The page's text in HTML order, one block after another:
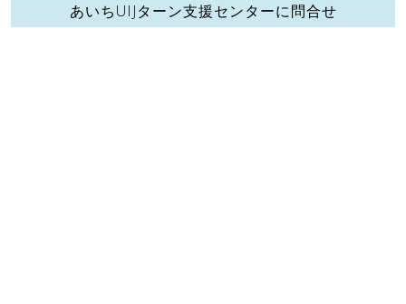
あいちUIJターン支援センターに問合せ